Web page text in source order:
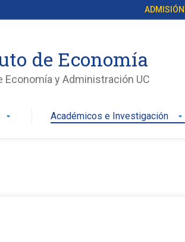
ADMISIÓN
de Economía
Economía y Administración UC
arrow_drop_down Académicos e Investigación arrow_drop_down